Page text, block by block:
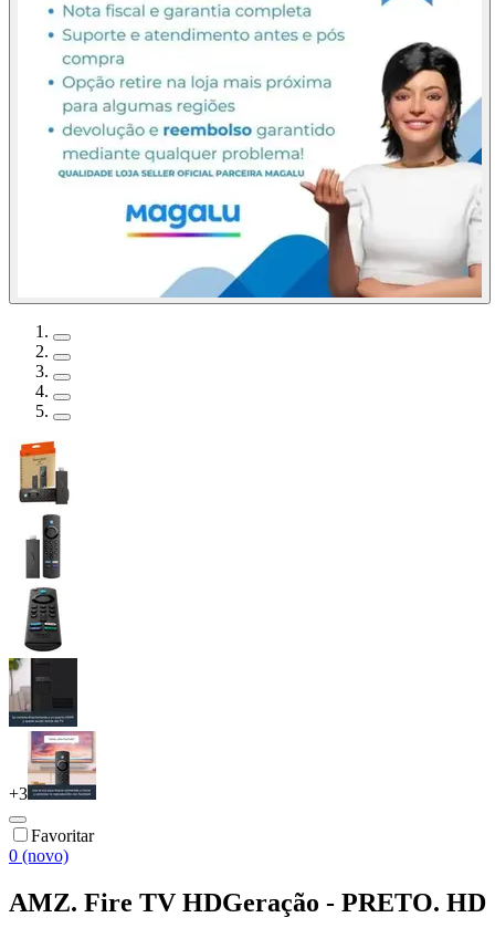
+3
Favoritar
0 (novo)
AMZ. Fire TV HDGeração - PRETO. HD